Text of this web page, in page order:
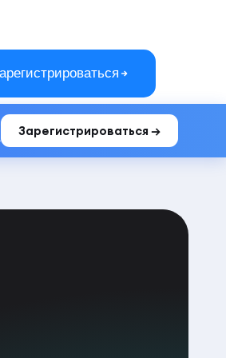
Зарегистрироваться →